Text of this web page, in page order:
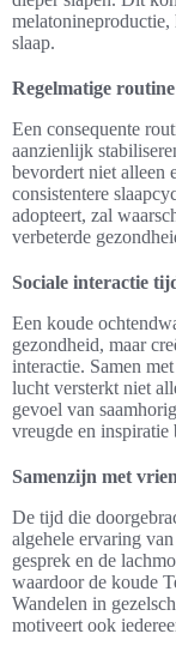
melatonineproductie,
slaap.
Regelmatige
Een consequente
aanzienlijk
bevordert niet alleen
consistentere
adopteert, zal
verbeterde
Sociale interactie
Een koude
gezondheid, maar
interactie. Samen
lucht versterkt niet
gevoel van
vreugde en inspiratie
Samenzijn met
De tijd die
algehele ervaring
gesprek en de
waardoor de koude
Wandelen in
motiveert ook